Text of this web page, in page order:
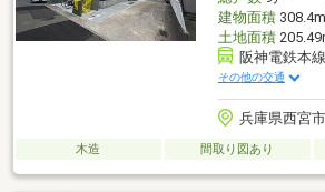
建物面積308.4m
土地面積
阪神電鉄本
その他の交通
兵庫県西宮
木造 間取り図あり